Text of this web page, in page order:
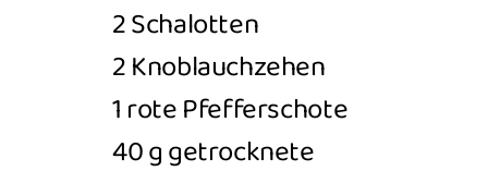
2 Schalotten
2Knoblauchzehen
1 rote Pfefferschote
40 g getrocknete